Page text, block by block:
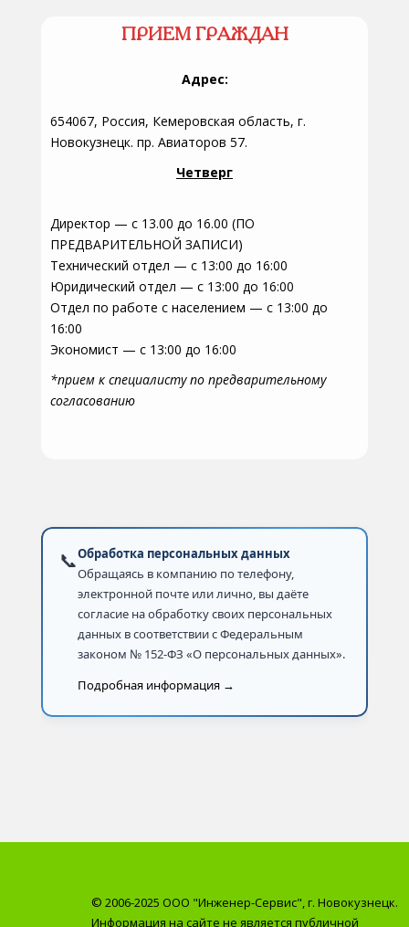
ПРИЕМ ГРАЖДАН
Адрес:
654067, Россия, Кемеровская область, г.
Новокузнецк. пр. Авиаторов 57.
Четверг
Директор — с 13.00 до 16.00 (ПО
ПРЕДВАРИТЕЛЬНОЙ ЗАПИСИ)
Технический отдел — с 13:00 до 16:00
Юридический отдел — с 13:00 до 16:00
Отдел по работе с населением — с 13:00 до
16:00
Экономист — с 13:00 до 16:00
*прием к специалисту по предварительному
согласованию
📞Обработка персональных данных
Обращаясь в компанию по телефону,
электронной почте или лично, вы даёте
согласие на обработку своих персональных
данных в соответствии с Федеральным
законом № 152-ФЗ «О персональных данных».
Подробная информация →
© 2006-2025 ООО "Инженер-Сервис", г. Новокузнецк.
Информация на сайте не является публичной